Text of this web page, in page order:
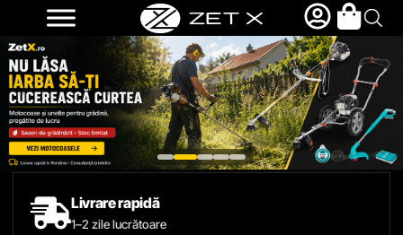
Livrare rapidă
1–2 zile lucrătoare